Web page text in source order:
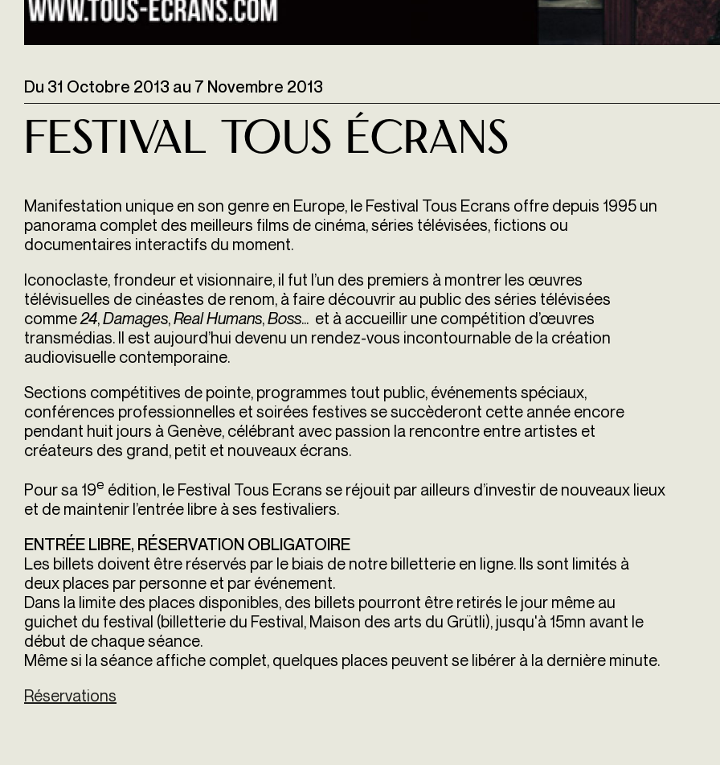
Du 31 Octobre 2013 au 7 Novembre 2013
Festival Tous Écrans
Manifestation unique en son genre en Europe, le Festival Tous Ecrans offre depuis 1995 un
panorama complet des meilleurs films de cinéma, séries télévisées, fictions ou
documentaires interactifs du moment.
Iconoclaste, frondeur et visionnaire, il fut l’un des premiers à montrer les œuvres
télévisuelles de cinéastes de renom, à faire découvrir au public des séries télévisées
comme24,Damages,Real Humans,Boss... et à accueillir une compétition d’œuvres
transmédias. Il est aujourd’hui devenu un rendez-vous incontournable de la création
audiovisuelle contemporaine.
Sections compétitives de pointe, programmes tout public, événements spéciaux,
conférences professionnelles et soirées festives se succèderont cette année encore
pendant huit jours à Genève, célébrant avec passion la rencontre entre artistes et
créateurs des grand, petit et nouveaux écrans.
Pour sa 19e édition, le Festival Tous Ecrans se réjouit par ailleurs d’investir de nouveaux lieux
et de maintenir l’entrée libre à ses festivaliers.
ENTRÉE LIBRE, RÉSERVATION OBLIGATOIRE
Les billets doivent être réservés par le biais de notre billetterie en ligne. Ils sont limités à
deux places par personne et par événement.
Dans la limite des places disponibles, des billets pourront être retirés le jour même au
guichet du festival (billetterie du Festival, Maison des arts du Grütli), jusqu'à 15mn avant le
début de chaque séance.
Même si la séance affiche complet, quelques places peuvent se libérer à la dernière minute.
Réservations